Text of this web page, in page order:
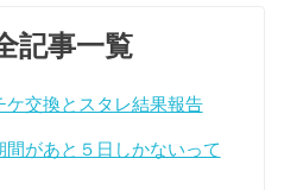
記事一覧
ケ交換とスタレ結果報告
間があと５日しかないって